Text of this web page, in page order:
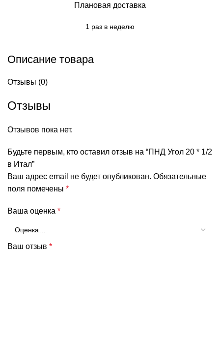
Плановая доставка
1 раз в неделю
Описание товара
Отзывы (0)
Отзывы
Отзывов пока нет.
Будьте первым, кто оставил отзыв на “ПНД Угол 20 * 1/2
в Итал”
Ваш адрес email не будет опубликован. Обязательные
поля помечены *
Ваша оценка *
Ваш отзыв *